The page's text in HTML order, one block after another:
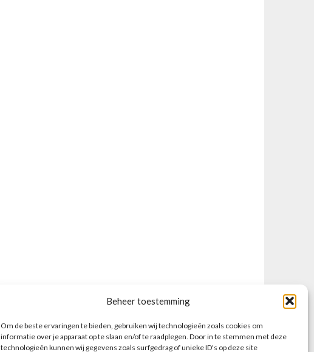
Beheer toestemming
Om de beste ervaringen te bieden, gebruiken wij technologieën zoals cookies om
informatie over je apparaat op te slaan en/of te raadplegen. Door in te stemmen met deze
technologieën kunnen wij gegevens zoals surfgedrag of unieke ID's op deze site